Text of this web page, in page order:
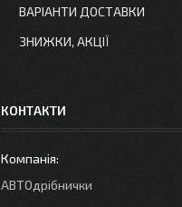
ВАРІАНТИ ДОСТАВКИ
ЗНИЖКИ, АКЦІЇ
КОНТАКТИ
АВТОдрібнички